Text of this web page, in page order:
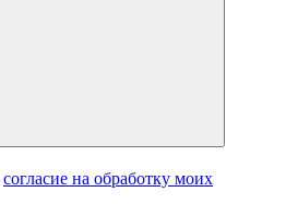
согласие на обработку моих